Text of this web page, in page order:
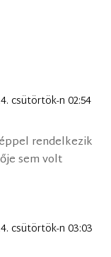
csütörtök-n 02:54
rendelkezik
sem volt
csütörtök-n 03:03